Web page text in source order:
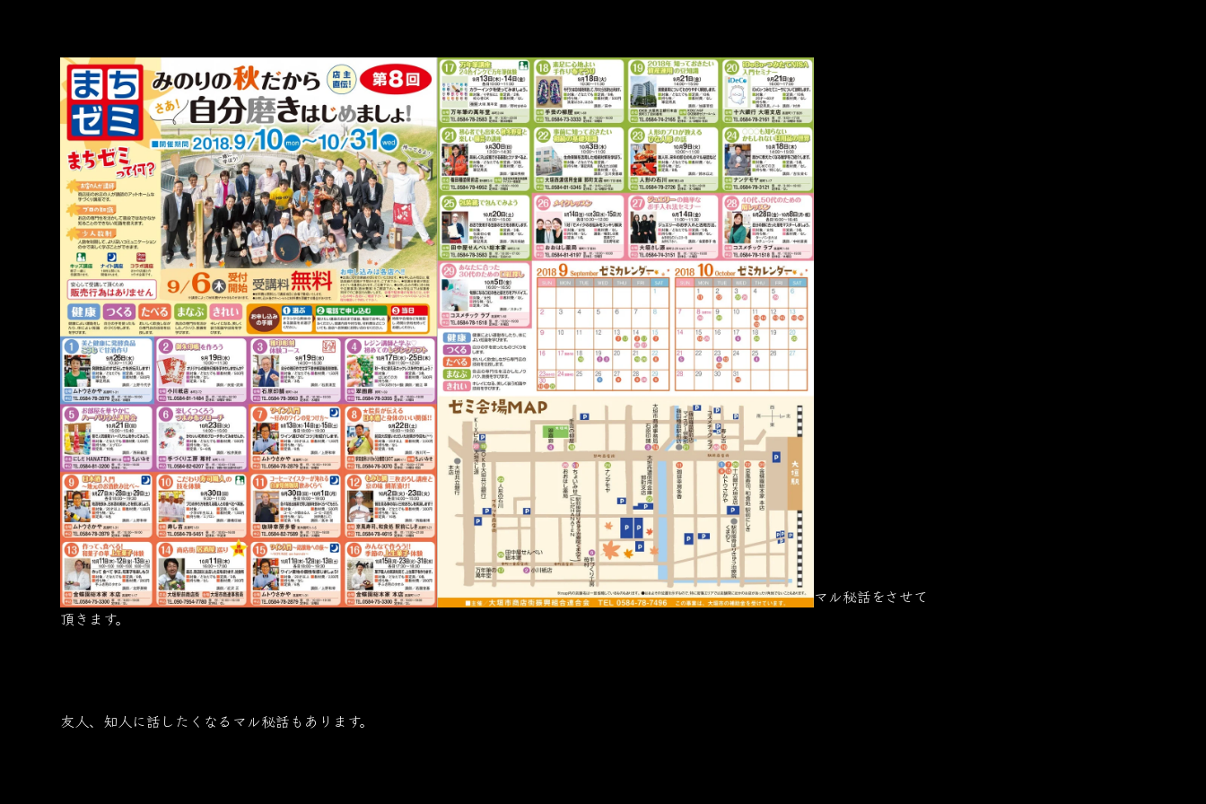
マル秘話をさせて
頂きます。
友人、知人に話したくなるマル秘話もあります。